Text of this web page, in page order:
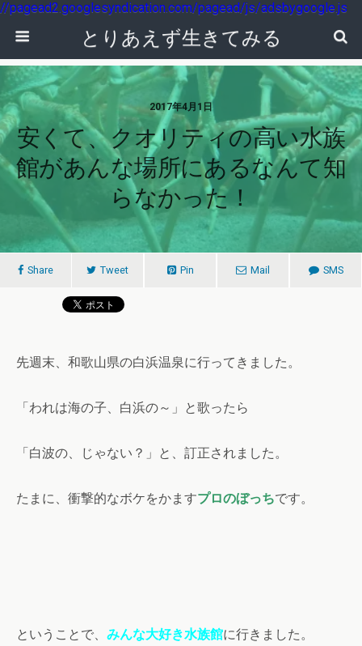
//pagead2.googlesyndication.com/pagead/js/adsbygoogle.js
とりあえず生きてみる
2017年4月1日
安くて、クオリティの高い水族
館があんな場所にあるなんて知
らなかった！
Share Tweet Pin Mail SMS
先週末、和歌山県の白浜温泉に行ってきました。
「われは海の子、白浜の～」と歌ったら
「白波の、じゃない？」と、訂正されました。
たまに、衝撃的なボケをかますプロのぼっちです。
ということで、 みんな大好き水族館に行きました。